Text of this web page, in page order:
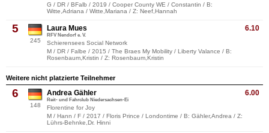
G / DR / BFalb / 2019 / Cooper County WE / Constantin / B:
Witte,Adriana / Witte,Mariana / Z: Neef,Hannah
5
245
6.10
Laura Mues
RFV Nendorf e. V.
Schierensees Social Network
M / DR / Falbe / 2015 / The Braes My Mobility / Liberty Valance / B:
Rosenbaum,Kristin / Z: Rosenbaum,Kristin
Weitere nicht platzierte Teilnehmer
6
148
6.00
Andrea Gähler
Reit- und Fahrclub Niedersachsen-Ei
Florentine for Joy
M / Hann / F / 2017 / Floris Prince / Londontime / B: Gähler,Andrea / Z:
Lührs-Behnke,Dr. Hinni